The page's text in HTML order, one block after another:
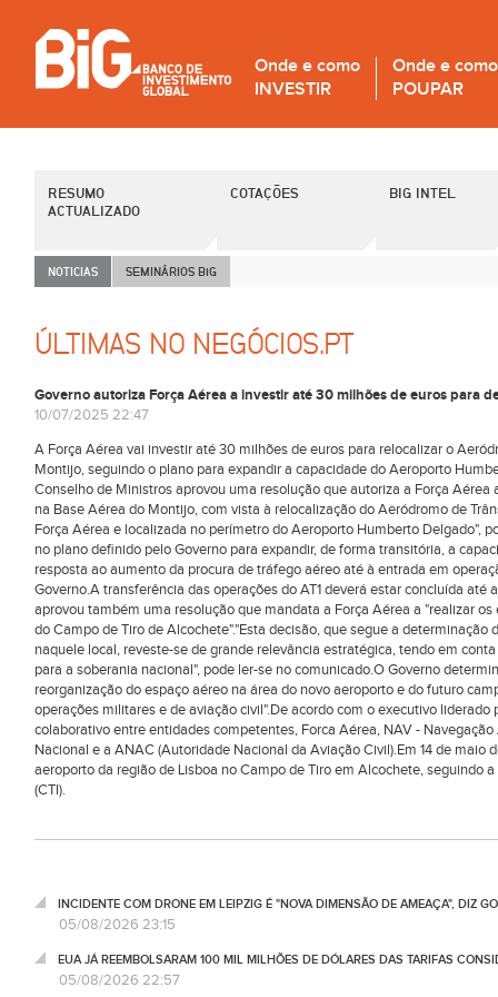
Onde e como
INVESTIR
Onde e como
POUPAR
RESUMO
ACTUALIZADO
COTAÇÕES BIG INTEL
NOTICIAS SEMINÁRIOS BiG
ÚLTIMAS NO NEGÓCIOS.PT
Governo autoriza Força Aérea a investir até 30 milhões de euros para
10/07/2025 22:47
A Força Aérea vai investir até 30 milhões de euros para relocalizar o
Montijo, seguindo o plano para expandir a capacidade do Aeroporto
Conselho de Ministros aprovou uma resolução que autoriza a Força
na Base Aérea do Montijo, com vista à relocalização do Aeródromo de
Força Aérea e localizada no perímetro do Aeroporto Humberto Delgado",
no plano definido pelo Governo para expandir, de forma transitória, a
resposta ao aumento da procura de tráfego aéreo até à entrada em
Governo.A transferência das operações do AT1 deverá estar concluída
aprovou também uma resolução que mandata a Força Aérea a "realizar
do Campo de Tiro de Alcochete"."Esta decisão, que segue a determinação
naquele local, reveste-se de grande relevância estratégica, tendo em
para a soberania nacional", pode ler-se no comunicado.O Governo
reorganização do espaço aéreo na área do novo aeroporto e do futuro
operações militares e de aviação civil".De acordo com o executivo
colaborativo entre entidades competentes, Forca Aérea, NAV -
Nacional e a ANAC (Autoridade Nacional da Aviação Civil).Em 14 de maio
aeroporto da região de Lisboa no Campo de Tiro em Alcochete, seguindo
(CTI).
INCIDENTE COM DRONE EM LEIPZIG É "NOVA DIMENSÃO DE AMEAÇA", DIZ
05/08/2026 23:15
EUA JÁ REEMBOLSARAM 100 MIL MILHÕES DE DÓLARES DAS TARIFAS
05/08/2026 22:57